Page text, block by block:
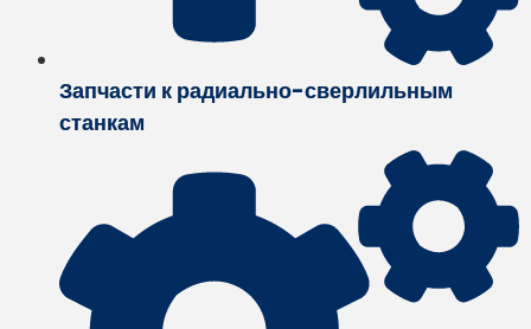
Запчасти к радиально-сверлильным
станкам